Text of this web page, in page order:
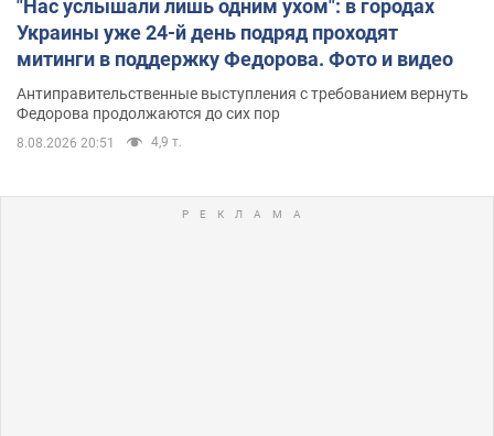
"Нас услышали лишь одним ухом": в городах
Украины уже 24-й день подряд проходят
митинги в поддержку Федорова. Фото и видео
Антиправительственные выступления с требованием вернуть
Федорова продолжаются до сих пор
8.08.2026 20:51 4,9 т.